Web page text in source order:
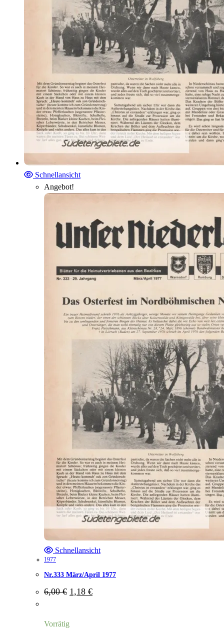
Schnellansicht
Angebot!
Schnellansicht
1977
Nr.333 März/April 1977
6,00€ Ursprünglicher
Preis
1,18 €Aktueller
Preis
Vorrätig